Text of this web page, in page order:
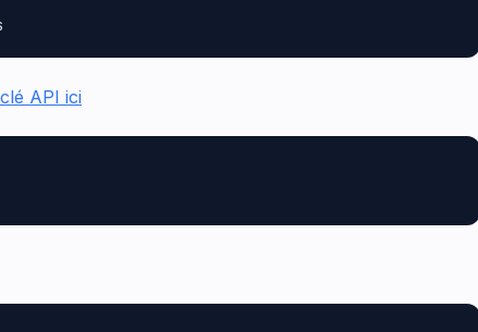
API ici